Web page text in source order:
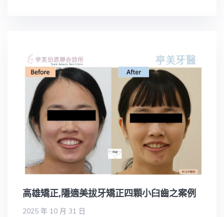
高雄矯正,隱適美拔牙矯正四顆小臼齒之案例
2025 年 10 月 31 日